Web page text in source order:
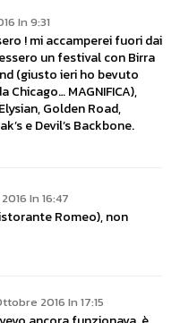
In 9:31
! mi accamperei fuori dai
un festival con Birra
(giusto ieri ho bevuto
MAGNIFICA),
Golden Road,
e Devil’s Backbone.
In 16:47
Romeo), non
2016 In 17:15